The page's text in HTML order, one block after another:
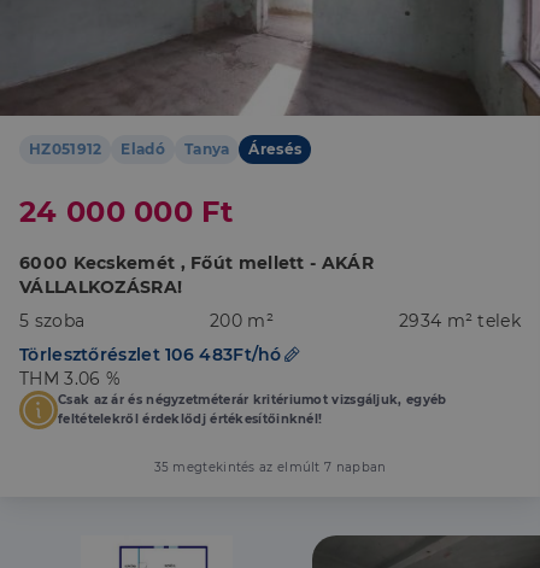
HZ051912 Eladó Tanya Áresés
24 000 000 Ft
6000 Kecskemét , Főút mellett - AKÁR
VÁLLALKOZÁSRA!
5 szoba
200 m²
2934 m² telek
Törlesztőrészlet 106 483Ft/hó
THM 3.06 %
Csak az ár és négyzetméterár kritériumot vizsgáljuk, egyéb
feltételekről érdeklődj értékesítőinknél!
35 megtekintés az elmúlt 7 napban